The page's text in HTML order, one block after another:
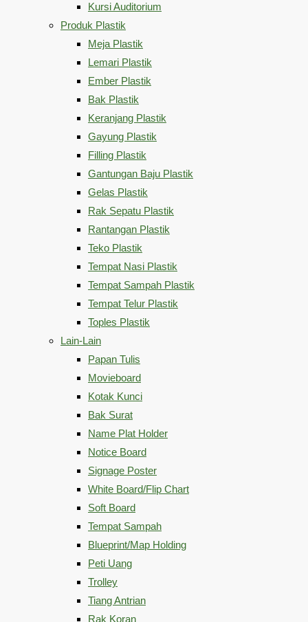
Kursi Auditorium
Produk Plastik
Meja Plastik
Lemari Plastik
Ember Plastik
Bak Plastik
Keranjang Plastik
Gayung Plastik
Filling Plastik
Gantungan Baju Plastik
Gelas Plastik
Rak Sepatu Plastik
Rantangan Plastik
Teko Plastik
Tempat Nasi Plastik
Tempat Sampah Plastik
Tempat Telur Plastik
Toples Plastik
Lain-Lain
Papan Tulis
Movieboard
Kotak Kunci
Bak Surat
Name Plat Holder
Notice Board
Signage Poster
White Board/Flip Chart
Soft Board
Tempat Sampah
Blueprint/Map Holding
Peti Uang
Trolley
Tiang Antrian
Rak Koran